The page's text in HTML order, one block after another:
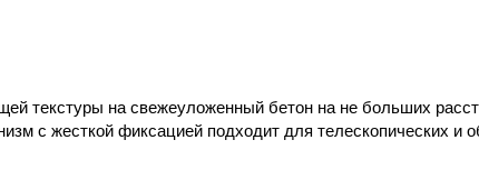
текстуры на свежеуложенный бетон на не больших
с жесткой фиксацией подходит для телескопических и